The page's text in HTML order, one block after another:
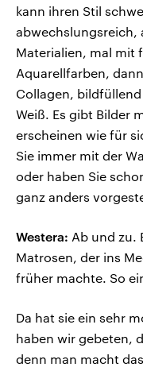
kann ihren Stil
abwechslungsreich,
Materialien, mal mit
Aquarellfarben,
Collagen,
Weiß. Es gibt Bilder
erscheinen wie für
Sie immer mit der
oder haben Sie
ganz anders
Westera: Ab und zu.
Matrosen, der ins
früher machte. So
Da hat sie ein sehr
haben wir gebeten,
denn man macht